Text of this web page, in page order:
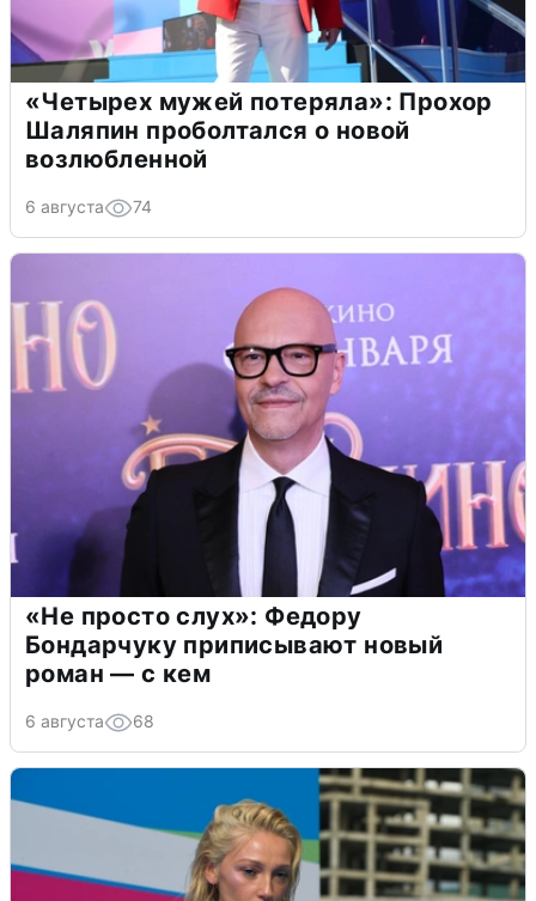
«Четырех мужей потеряла»: Прохор
Шаляпин проболтался о новой
возлюбленной
6 августа 74
«Не просто слух»: Федору
Бондарчуку приписывают новый
роман — с кем
6 августа 68